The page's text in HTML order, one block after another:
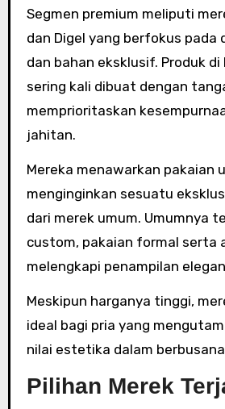
Segmen premium meliputi
dan Digel yang berfokus pada
dan bahan eksklusif. Produk
sering kali dibuat dengan
memprioritaskan
jahitan.
Mereka menawarkan pakaian
menginginkan sesuatu
dari merek umum. Umumnya
custom, pakaian formal serta
melengkapi penampilan
Meskipun harganya tinggi,
ideal bagi pria yang
nilai estetika dalam
Pilihan Merek